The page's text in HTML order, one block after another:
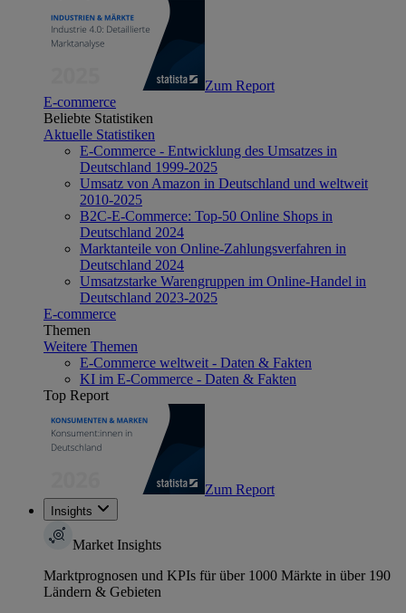
Zum Report
E-commerce
Beliebte Statistiken
Aktuelle Statistiken
E-Commerce - Entwicklung des Umsatzes in
Deutschland 1999-2025
Umsatz von Amazon in Deutschland und weltweit
2010-2025
B2C-E-Commerce: Top-50 Online Shops in
Deutschland 2024
Marktanteile von Online-Zahlungsverfahren in
Deutschland 2024
Umsatzstarke Warengruppen im Online-Handel in
Deutschland 2023-2025
E-commerce
Themen
Weitere Themen
E-Commerce weltweit - Daten & Fakten
KI im E-Commerce - Daten & Fakten
Top Report
Zum Report
Insights
Market Insights
Marktprognosen und KPIs für über 1000 Märkte in über 190
Ländern & Gebieten